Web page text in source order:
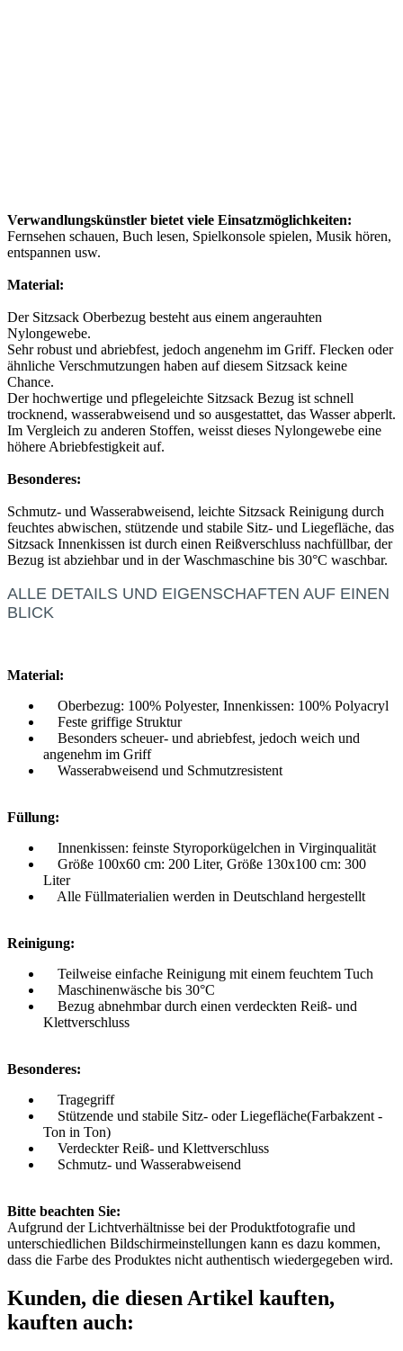
Verwandlungskünstler bietet viele Einsatzmöglichkeiten:
Fernsehen schauen, Buch lesen, Spielkonsole spielen, Musik hören,
entspannen usw.
Material:
Der Sitzsack Oberbezug besteht aus einem angerauhten
Nylongewebe.
Sehr robust und abriebfest, jedoch angenehm im Griff. Flecken oder
ähnliche Verschmutzungen haben auf diesem Sitzsack keine
Chance.
Der hochwertige und pflegeleichte Sitzsack Bezug ist schnell
trocknend, wasserabweisend und so ausgestattet, das Wasser abperlt.
Im Vergleich zu anderen Stoffen, weisst dieses Nylongewebe eine
höhere Abriebfestigkeit auf.
Besonderes:
Schmutz- und Wasserabweisend, leichte Sitzsack Reinigung durch
feuchtes abwischen, stützende und stabile Sitz- und Liegefläche, das
Sitzsack Innenkissen ist durch einen Reißverschluss nachfüllbar, der
Bezug ist abziehbar und in der Waschmaschine bis 30°C waschbar.
ALLE DETAILS UND EIGENSCHAFTEN AUF EINEN
BLICK
Material:
Oberbezug: 100% Polyester, Innenkissen: 100% Polyacryl
Feste griffige Struktur
Besonders scheuer- und abriebfest, jedoch weich und
angenehm im Griff
Wasserabweisend und Schmutzresistent
Füllung:
Innenkissen: feinste Styroporkügelchen in Virginqualität
Größe 100x60 cm: 200 Liter, Größe 130x100 cm: 300
Liter
Alle Füllmaterialien werden in Deutschland hergestellt
Reinigung:
Teilweise einfache Reinigung mit einem feuchtem Tuch
Maschinenwäsche bis 30°C
Bezug abnehmbar durch einen verdeckten Reiß- und
Klettverschluss
Besonderes:
Tragegriff
Stützende und stabile Sitz- oder Liegefläche(Farbakzent -
Ton in Ton)
Verdeckter Reiß- und Klettverschluss
Schmutz- und Wasserabweisend
Bitte beachten Sie:
Aufgrund der Lichtverhältnisse bei der Produktfotografie und
unterschiedlichen Bildschirmeinstellungen kann es dazu kommen,
dass die Farbe des Produktes nicht authentisch wiedergegeben wird.
Kunden, die diesen Artikel kauften,
kauften auch: